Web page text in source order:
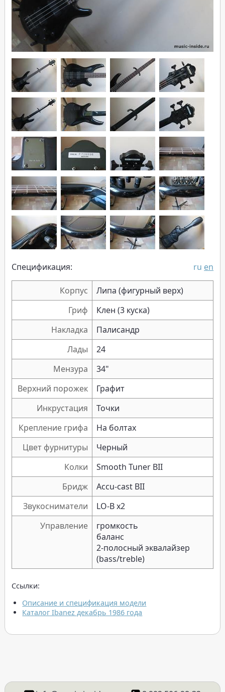
Спецификация: ru en
Корпус
Липа (фигурный верх)
Гриф
Клен (3 куска)
Накладка
Палисандр
Лады
24
Мензура
34"
Верхний порожек
Графит
Инкрустация
Точки
Крепление грифа
На болтах
Цвет фурнитуры
Черный
Колки
Smooth Tuner BII
Бридж
Accu-cast BII
Звукосниматели
LO-B x2
Управление
громкость
баланс
2-полосный эквалайзер
(bass/treble)
Ссылки:
Описание и спецификация модели
Каталог Ibanez декабрь 1986 года